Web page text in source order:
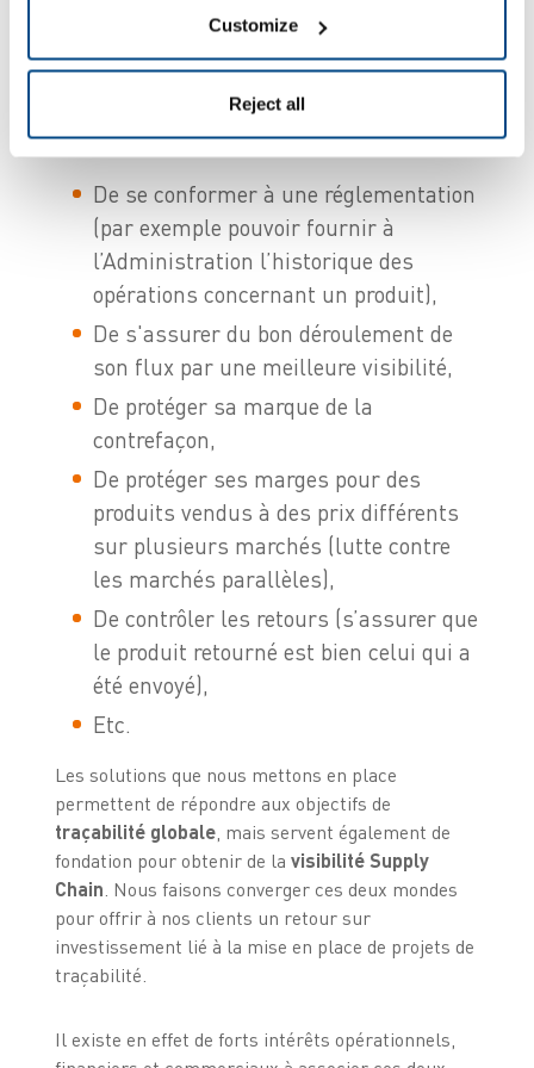
Customize
Reject all
de vos systèmes de
traçabilité ?
De se conformer à une réglementation
(par exemple pouvoir fournir à
l’Administration l’historique des
opérations concernant un produit),
De s'assurer du bon déroulement de
son flux par une meilleure visibilité,
De protéger sa marque de la
contrefaçon,
De protéger ses marges pour des
produits vendus à des prix différents
sur plusieurs marchés (lutte contre
les marchés parallèles),
De contrôler les retours (s’assurer que
le produit retourné est bien celui qui a
été envoyé),
Etc.
Les solutions que nous mettons en place
permettent de répondre aux objectifs de
traçabilité globale, mais servent également de
fondation pour obtenir de la visibilité Supply
Chain. Nous faisons converger ces deux mondes
pour offrir à nos clients un retour sur
investissement lié à la mise en place de projets de
traçabilité.
Il existe en effet de forts intérêts opérationnels,